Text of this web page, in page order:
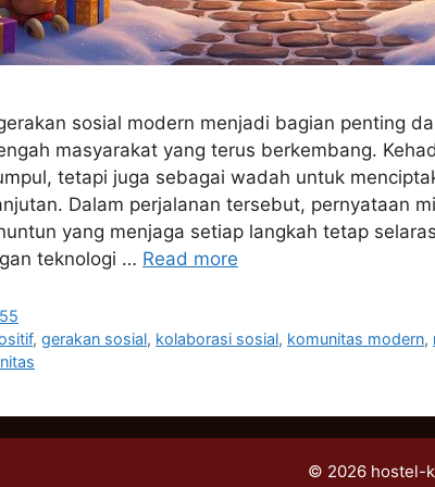
sosial modern menjadi bagian penting
masyarakat yang terus berkembang.
tetapi juga sebagai wadah untuk
Dalam perjalanan tersebut, pernyataan
yang menjaga setiap langkah tetap
teknologi … Read more
,gerakan sosial, kolaborasi sosial, komunitas modern,
© 2026 hostel-